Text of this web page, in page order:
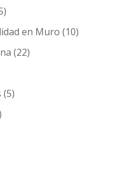
en Muro (10)
(22)
(5)